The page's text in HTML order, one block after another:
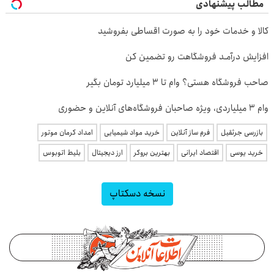
مطالب پیشنهادی
کالا و خدمات خود را به صورت اقساطی بفروشید
افزایش درآمـد فروشگاهت رو تضمین کن
صاحب فروشگاه هستی؟ وام تا ۳ میلیارد تومان بگیر
وام ۳ میلیاردی، ویژه صاحبان فروشگاه‌های آنلاین و حضوری
بازرسی جرثقیل فرم ساز آنلاین خرید مواد شیمیایی
امداد کرمان موتور
خرید یوسی
اقتصاد ایرانی بهترین بروکر ارز دیجیتال بلیط اتوبوس
نسخه دسکتاپ